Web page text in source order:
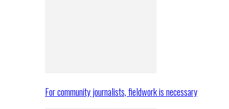
For community journalists, fieldwork is necessary